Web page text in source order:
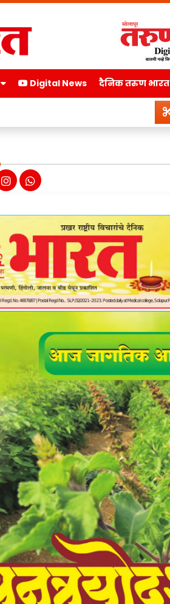
Digital News दैनिक तरुण भारत